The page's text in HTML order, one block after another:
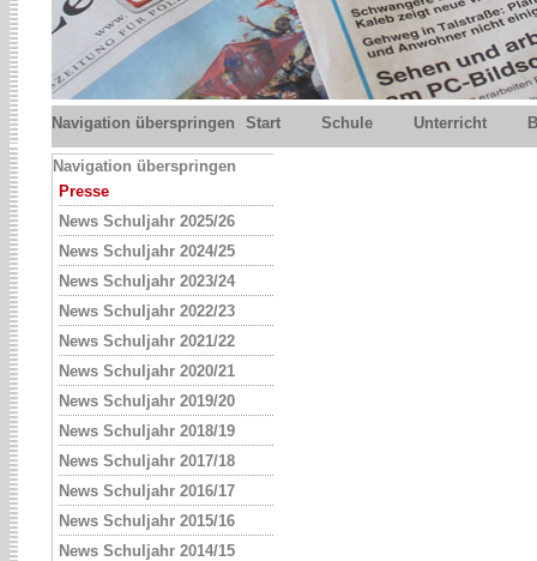
Navigation überspringen Start Schule Unterricht
Navigation überspringen
Presse
News Schuljahr 2025/26
News Schuljahr 2024/25
News Schuljahr 2023/24
News Schuljahr 2022/23
News Schuljahr 2021/22
News Schuljahr 2020/21
News Schuljahr 2019/20
News Schuljahr 2018/19
News Schuljahr 2017/18
News Schuljahr 2016/17
News Schuljahr 2015/16
News Schuljahr 2014/15